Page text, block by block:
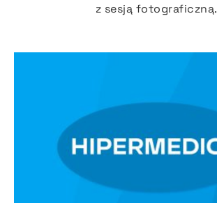
z sesją fotograficzną.